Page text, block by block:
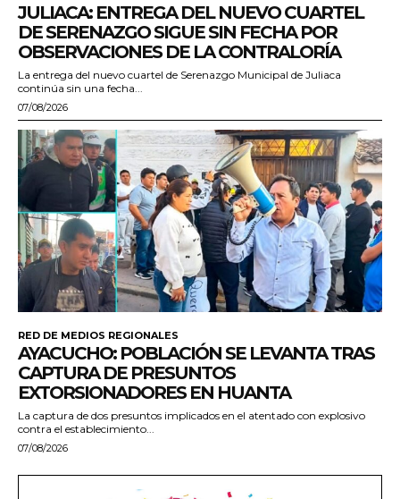
JULIACA: ENTREGA DEL NUEVO CUARTEL
DE SERENAZGO SIGUE SIN FECHA POR
OBSERVACIONES DE LA CONTRALORÍA
La entrega del nuevo cuartel de Serenazgo Municipal de Juliaca
continúa sin una fecha...
07/08/2026
RED DE MEDIOS REGIONALES
AYACUCHO: POBLACIÓN SE LEVANTA TRAS
CAPTURA DE PRESUNTOS
EXTORSIONADORES EN HUANTA
La captura de dos presuntos implicados en el atentado con explosivo
contra el establecimiento...
07/08/2026